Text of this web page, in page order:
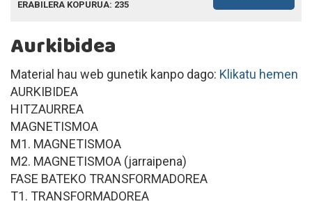
ERABILERA KOPURUA: 235
Aurkibidea
Material hau web gunetik kanpo dago: Klikatu hemen
AURKIBIDEA
HITZAURREA
MAGNETISMOA
M1. MAGNETISMOA
M2. MAGNETISMOA (jarraipena)
FASE BATEKO TRANSFORMADOREA
T1. TRANSFORMADOREA